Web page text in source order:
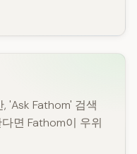
'Ask Fathom' 검색
면 Fathom이 우위